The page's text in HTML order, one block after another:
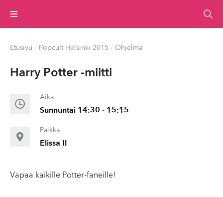
Valikko
Etusivu / Popcult Helsinki 2015 / Ohjelma
Harry Potter -miitti
Aika
Sunnuntai 14:30 - 15:15
Paikka
Elissa II
Vapaa kaikille Potter-faneille!